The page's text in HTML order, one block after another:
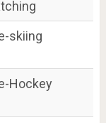
skiing
Hockey